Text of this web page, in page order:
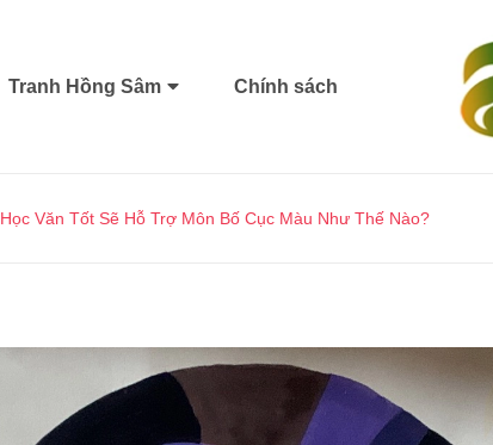
Tranh Hồng Sâm Chính sách
Học Văn Tốt Sẽ Hỗ Trợ Môn Bố Cục Màu Như Thế Nào?